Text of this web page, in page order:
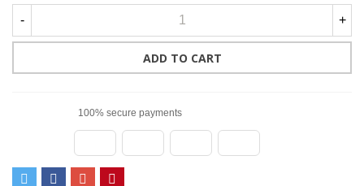
- +
ADD TO CART
100% secure payments